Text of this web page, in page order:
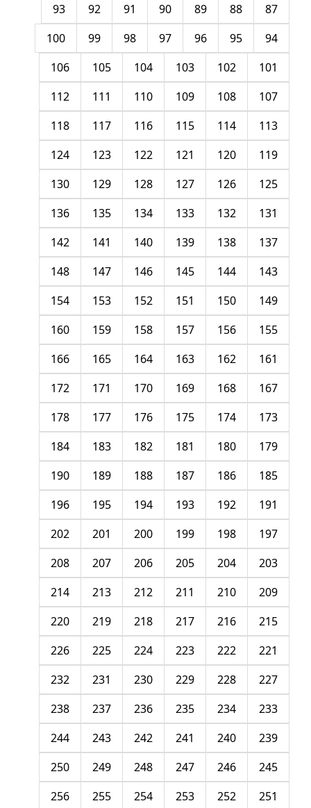
87
88
89
90
91
92
93
94
95
96
97
98
99
100
101
102
103
104
105
106
107
108
109
110
111
112
113
114
115
116
117
118
119
120
121
122
123
124
125
126
127
128
129
130
131
132
133
134
135
136
137
138
139
140
141
142
143
144
145
146
147
148
149
150
151
152
153
154
155
156
157
158
159
160
161
162
163
164
165
166
167
168
169
170
171
172
173
174
175
176
177
178
179
180
181
182
183
184
185
186
187
188
189
190
191
192
193
194
195
196
197
198
199
200
201
202
203
204
205
206
207
208
209
210
211
212
213
214
215
216
217
218
219
220
221
222
223
224
225
226
227
228
229
230
231
232
233
234
235
236
237
238
239
240
241
242
243
244
245
246
247
248
249
250
251
252
253
254
255
256